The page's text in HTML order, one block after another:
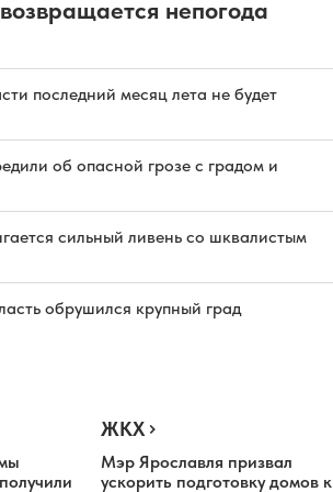
возвращается непогода
последний месяц лета не будет
об опасной грозе с градом и
сильный ливень со шквалистым
обрушился крупный град
ЖКХ
Мэр Ярославля призвал
ускорить подготовку домов к